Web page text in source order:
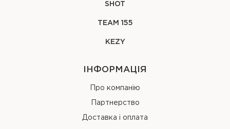
SHOT
TEAM 155
KEZY
ІНФОРМАЦІЯ
Про компанію
Партнерство
Доставка і оплата